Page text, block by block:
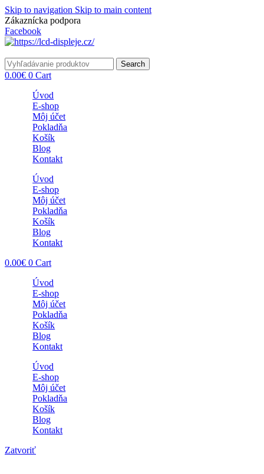
Skip to navigation Skip to main content
Zákaznícka podpora
Facebook
Search
0.00€ 0 Cart
Úvod
E-shop
Môj účet
Pokladňa
Košík
Blog
Kontakt
Úvod
E-shop
Môj účet
Pokladňa
Košík
Blog
Kontakt
0.00€ 0 Cart
Úvod
E-shop
Môj účet
Pokladňa
Košík
Blog
Kontakt
Úvod
E-shop
Môj účet
Pokladňa
Košík
Blog
Kontakt
Zatvoriť